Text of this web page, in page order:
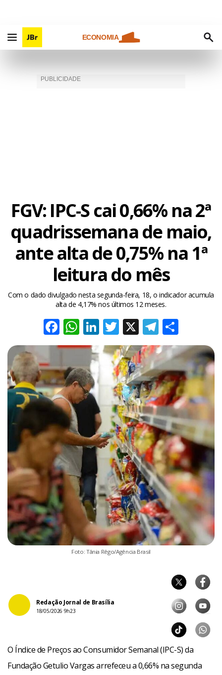
ECONOMIA
FGV: IPC-S cai 0,66% na 2ª
quadrissemana de maio,
ante alta de 0,75% na 1ª
leitura do mês
Com o dado divulgado nesta segunda-feira, 18, o indicador acumula
alta de 4,17% nos últimos 12 meses.
Facebook
WhatsApp
LinkedIn
Twitter
X
Foto: Tânia Rêgo/Agência Brasil
Redação Jornal de Brasília
18/05/2026 9h23
O Índice de Preços ao Consumidor Semanal (IPC-S) da
Fundação Getulio Vargas arrefeceu a 0,66% na segunda